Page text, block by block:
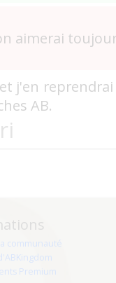
aimerai
j'en
AB.
communauté
Premium